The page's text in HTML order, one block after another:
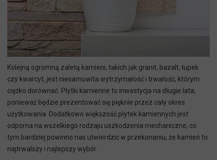
Kolejną ogromną zaletą kamieni, takich jak granit, bazalt, łupek
czy kwarcyt, jest niesamowita wytrzymałość i trwałość, którym
ciężko dorównać. Płytki kamienne to inwestycja na długie lata,
ponieważ będzie prezentować się pięknie przez cały okres
użytkowania. Dodatkowo większość płytek kamiennych jest
odporna na wszelkiego rodzaju uszkodzenia mechaniczne, co
tym bardziej powinno nas utwierdzić w przekonaniu, że kamień to
najtrwalszy i najlepszy wybór.